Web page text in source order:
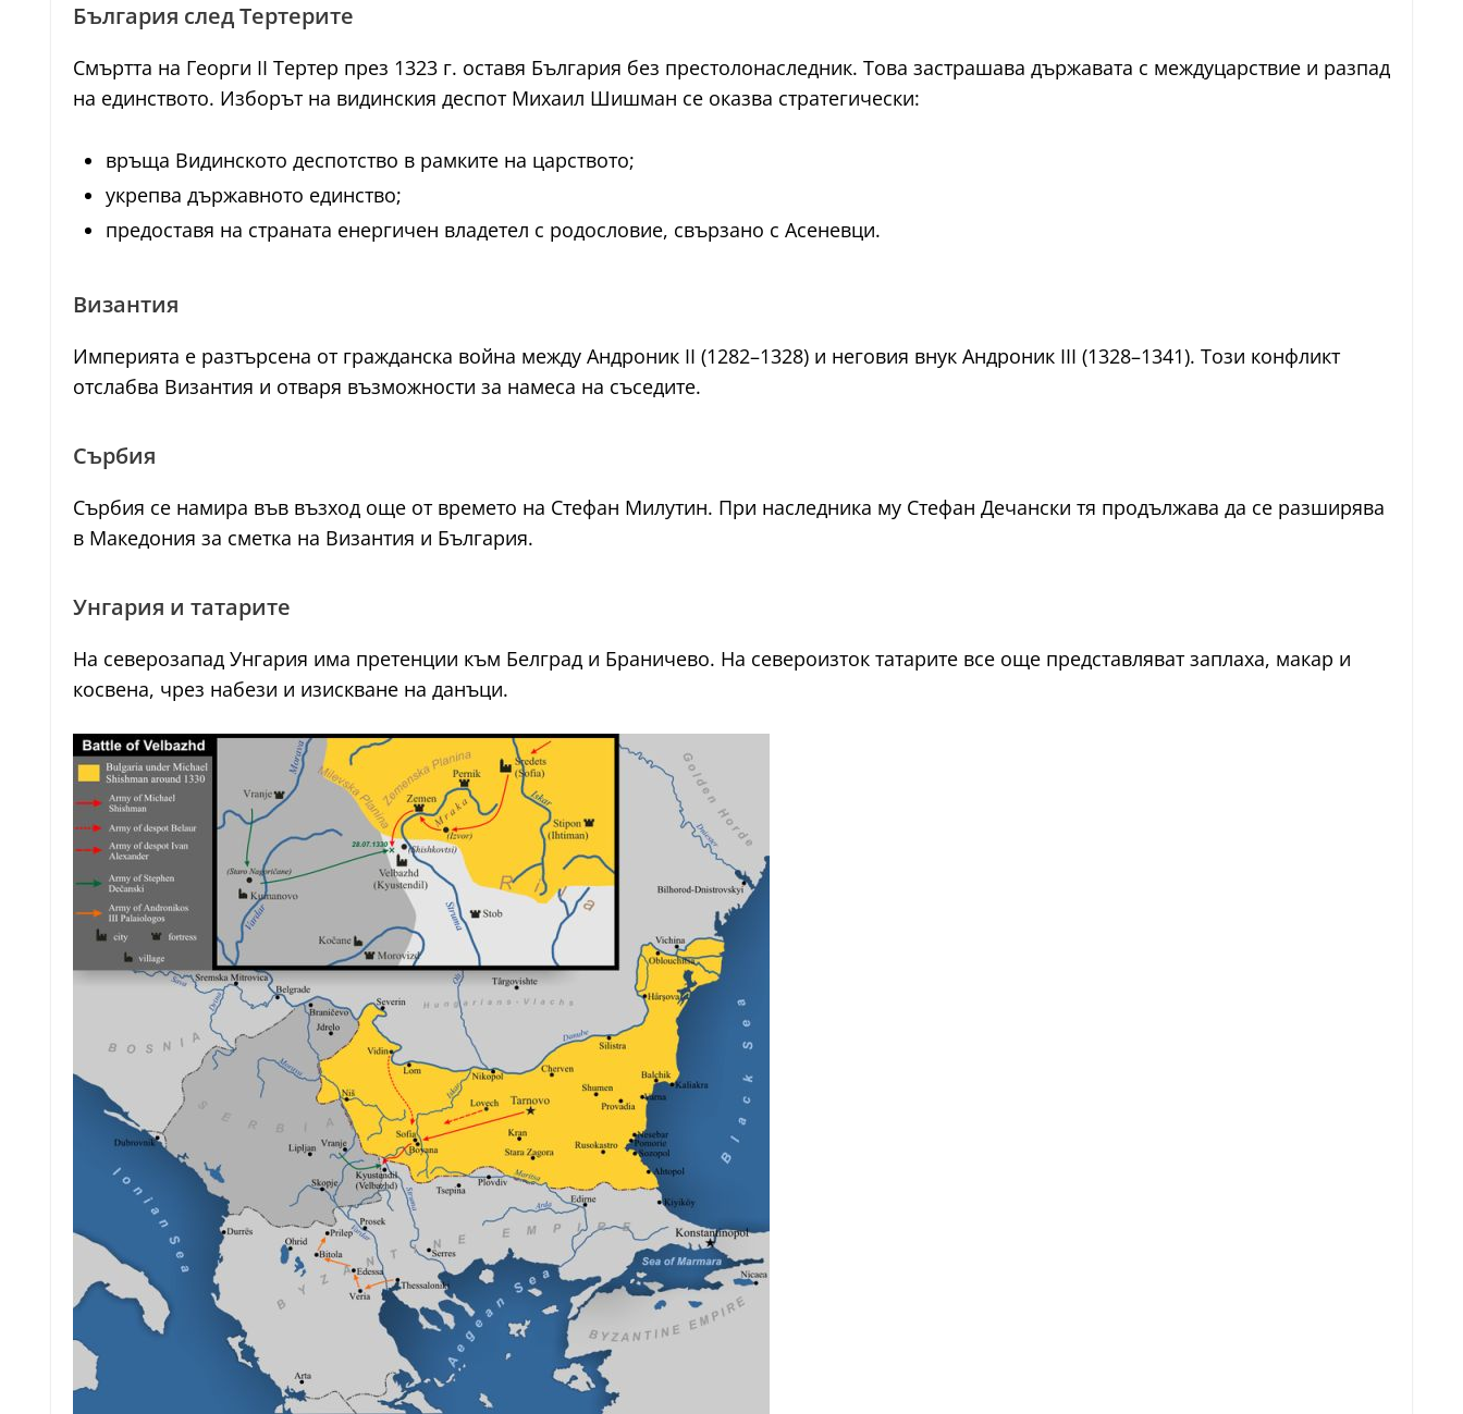
България след Тертерите
Смъртта на Георги II Тертер през 1323 г. оставя България без престолонаследник. Това застрашава държавата с междуцарствие и разпад
на единството. Изборът на видинския деспот Михаил Шишман се оказва стратегически:
връща Видинското деспотство в рамките на царството;
укрепва държавното единство;
предоставя на страната енергичен владетел с родословие, свързано с Асеневци.
Византия
Империята е разтърсена от гражданска война между Андроник II (1282–1328) и неговия внук Андроник III (1328–1341). Този конфликт
отслабва Византия и отваря възможности за намеса на съседите.
Сърбия
Сърбия се намира във възход още от времето на Стефан Милутин. При наследника му Стефан Дечански тя продължава да се разширява
в Македония за сметка на Византия и България.
Унгария и татарите
На северозапад Унгария има претенции към Белград и Браничево. На североизток татарите все още представляват заплаха, макар и
косвена, чрез набези и изискване на данъци.